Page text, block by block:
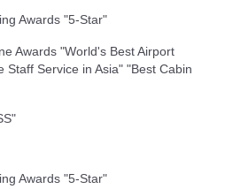
Awards "5-Star"
Awards "World's Best Airport
Staff Service in Asia" "Best Cabin
Awards "5-Star"